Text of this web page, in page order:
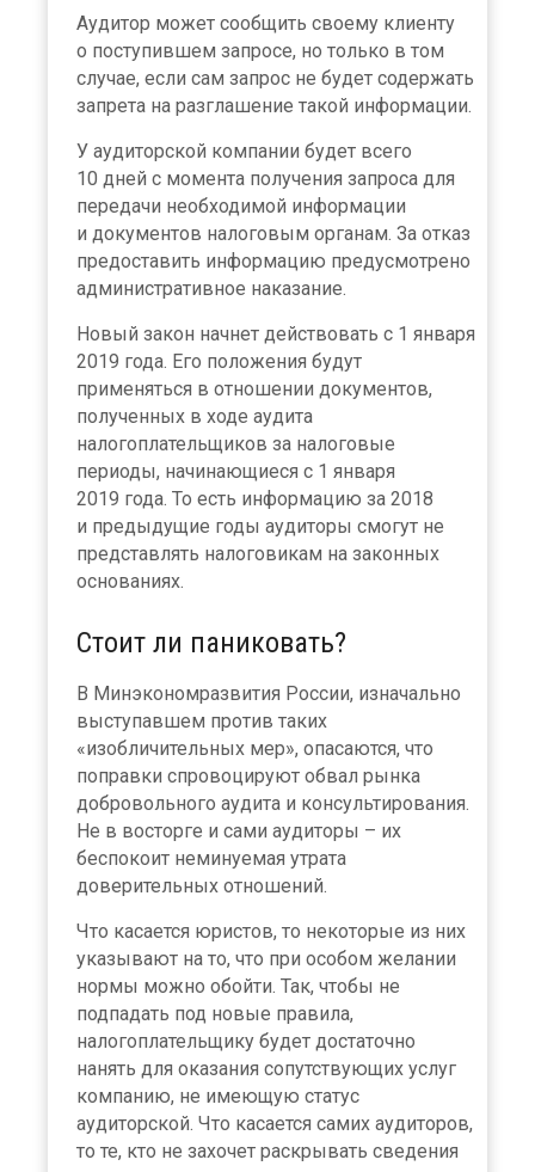
Аудитор может сообщить своему клиенту
о поступившем запросе, но только в том
случае, если сам запрос не будет содержать
запрета на разглашение такой информации.
У аудиторской компании будет всего
10 дней с момента получения запроса для
передачи необходимой информации
и документов налоговым органам. За отказ
предоставить информацию предусмотрено
административное наказание.
Новый закон начнет действовать с 1 января
2019 года. Его положения будут
применяться в отношении документов,
полученных в ходе аудита
налогоплательщиков за налоговые
периоды, начинающиеся с 1 января
2019 года. То есть информацию за 2018
и предыдущие годы аудиторы смогут не
представлять налоговикам на законных
основаниях.
Стоит ли паниковать?
В Минэкономразвития России, изначально
выступавшем против таких
«изобличительных мер», опасаются, что
поправки спровоцируют обвал рынка
добровольного аудита и консультирования.
Не в восторге и сами аудиторы – их
беспокоит неминуемая утрата
доверительных отношений.
Что касается юристов, то некоторые из них
указывают на то, что при особом желании
нормы можно обойти. Так, чтобы не
подпадать под новые правила,
налогоплательщику будет достаточно
нанять для оказания сопутствующих услуг
компанию, не имеющую статус
аудиторской. Что касается самих аудиторов,
то те, кто не захочет раскрывать сведения